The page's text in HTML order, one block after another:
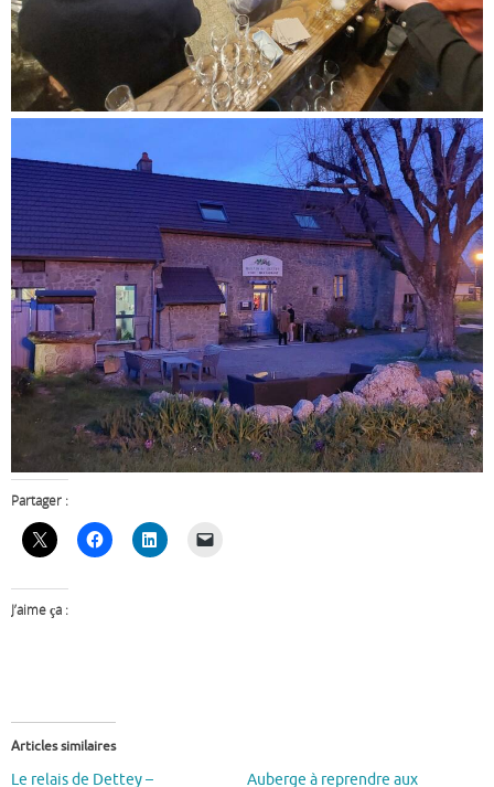
Partager :
J’aime ça :
Articles similaires
Le relais de Dettey –
Auberge à reprendre aux